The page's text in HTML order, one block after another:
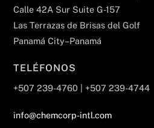
Calle 42A Sur Suite G-157
Las Terrazas de Brisas del Golf
Panamá City–Panamá
TELÉFONOS
+507 239-4760 | +507 239-
info@chemcorp-intl.com